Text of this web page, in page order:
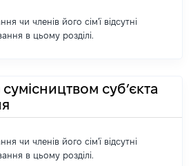
чи членів його сім'ї відсутні
в цьому розділі.
суб’єкта
чи членів його сім'ї відсутні
в цьому розділі.